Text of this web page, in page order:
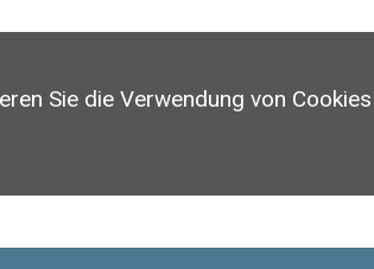
Sie die Verwendung von